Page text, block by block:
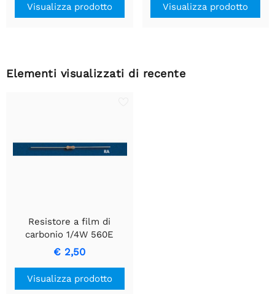
Visualizza prodotto Visualizza prodotto
Elementi visualizzati di recente
Resistore a film di
carbonio 1/4W 560E
€ 2,50
Visualizza prodotto